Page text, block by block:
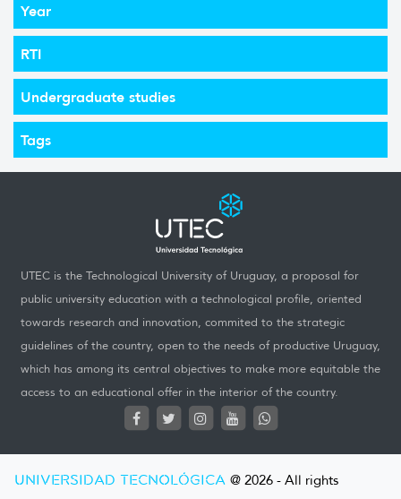
Year
RTI
Undergraduate studies
Tags
UTEC is the Technological University of Uruguay, a proposal for
public university education with a technological profile, oriented
towards research and innovation, commited to the strategic
guidelines of the country, open to the needs of productive Uruguay,
which has among its central objectives to make more equitable the
access to an educational offer in the interior of the country.
UNIVERSIDAD TECNOLÓGICA @ 2026 - All rights